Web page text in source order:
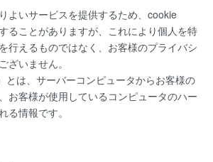
よいサービスを提供するため、cookie
ることがありますが、これにより個人を特
行えるものではなく、お客様のプライバシ
ざいません。
とは、サーバーコンピュータからお客様の
お客様が使用しているコンピュータのハー
る情報です。